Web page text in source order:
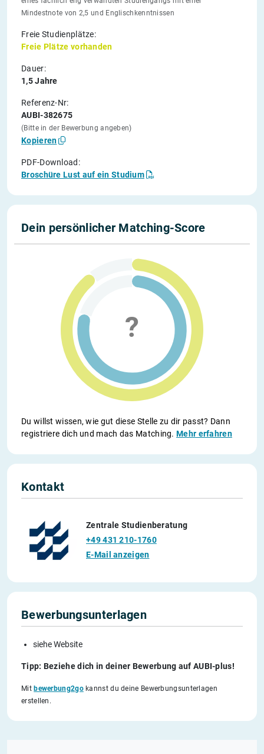
Mindestnote von 2,5 und Englischkenntnissen
Freie Studienplätze:
Freie Plätze vorhanden
Dauer:
1,5 Jahre
Referenz-Nr:
AUBI-382675
(Bitte in der Bewerbung angeben)
Kopieren
PDF-Download:
Broschüre Lust auf ein Studium
Dein persönlicher Matching-Score
Du willst wissen, wie gut diese Stelle zu dir passt? Dann
registriere dich und mach das Matching.Mehr erfahren
Kontakt
Zentrale Studienberatung
+49 431 210-1760
E-Mail anzeigen
Bewerbungsunterlagen
siehe Website
Tipp: Beziehe dich in deiner Bewerbung auf AUBI-plus!
Mitbewerbung2gokannst du deine Bewerbungsunterlagen
erstellen.